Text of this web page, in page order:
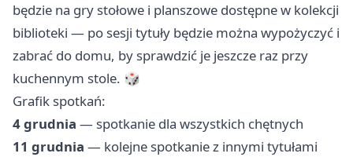
będzie na gry stołowe i planszowe dostępne w kolekcji
biblioteki — po sesji tytuły będzie można wypożyczyć i
zabrać do domu, by sprawdzić je jeszcze raz przy
kuchennym stole. 🎲
Grafik spotkań:
4 grudnia — spotkanie dla wszystkich chętnych
11 grudnia — kolejne spotkanie z innymi tytułami